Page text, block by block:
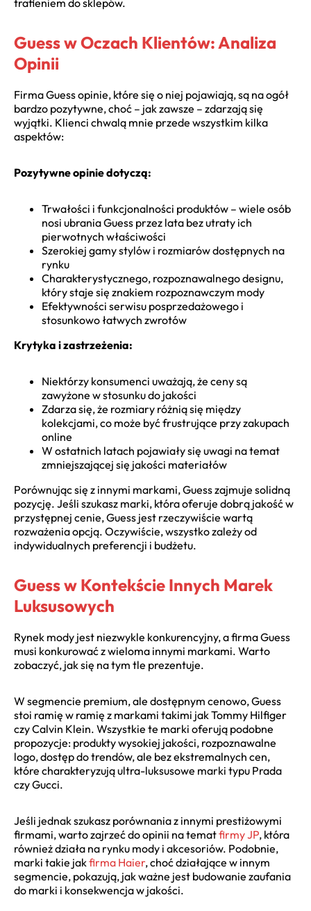
Guess w Oczach Klientów: Analiza
Opinii
Firma Guess opinie, które się o niej pojawiają, są na ogół
bardzo pozytywne, choć – jak zawsze – zdarzają się
wyjątki. Klienci chwalą mnie przede wszystkim kilka
aspektów:
Pozytywne opinie dotyczą:
Trwałości i funkcjonalności produktów – wiele osób
nosi ubrania Guess przez lata bez utraty ich
pierwotnych właściwości
Szerokiej gamy stylów i rozmiarów dostępnych na
rynku
Charakterystycznego, rozpoznawalnego designu,
który staje się znakiem rozpoznawczym mody
Efektywności serwisu posprzedażowego i
stosunkowo łatwych zwrotów
Krytyka i zastrzeżenia:
Niektórzy konsumenci uważają, że ceny są
zawyżone w stosunku do jakości
Zdarza się, że rozmiary różnią się między
kolekcjami, co może być frustrujące przy zakupach
online
W ostatnich latach pojawiały się uwagi na temat
zmniejszającej się jakości materiałów
Porównując się z innymi markami, Guess zajmuje solidną
pozycję. Jeśli szukasz marki, która oferuje dobrą jakość w
przystępnej cenie, Guess jest rzeczywiście wartą
rozważenia opcją. Oczywiście, wszystko zależy od
indywidualnych preferencji i budżetu.
Guess w Kontekście Innych Marek
Luksusowych
Rynek mody jest niezwykle konkurencyjny, a firma Guess
musi konkurować z wieloma innymi markami. Warto
zobaczyć, jak się na tym tle prezentuje.
W segmencie premium, ale dostępnym cenowo, Guess
stoi ramię w ramię z markami takimi jak Tommy Hilfiger
czy Calvin Klein. Wszystkie te marki oferują podobne
propozycje: produkty wysokiej jakości, rozpoznawalne
logo, dostęp do trendów, ale bez ekstremalnych cen,
które charakteryzują ultra-luksusowe marki typu Prada
czy Gucci.
Jeśli jednak szukasz porównania z innymi prestiżowymi
firmami, warto zajrzeć do opinii na tematfirmy JP, która
również działa na rynku mody i akcesoriów. Podobnie,
marki takie jakfirma Haier, choć działające w innym
segmencie, pokazują, jak ważne jest budowanie zaufania
do marki i konsekwencja w jakości.